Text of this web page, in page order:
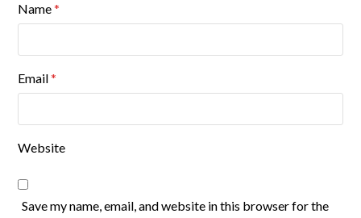
Name*
Email*
Website
Save my name, email, and website in this browser for the